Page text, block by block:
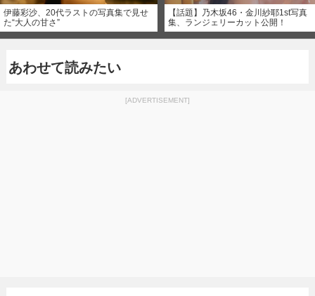
伊藤彩沙、20代ラストの写真集で見せ
た“大人の甘さ”
【話題】乃木坂46・金川紗耶1st写真
集、ランジェリーカット公開！
あわせて読みたい
[ADVERTISEMENT]